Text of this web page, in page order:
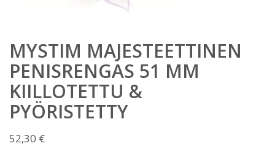
MYSTIM MAJESTEETTINEN
PENISRENGAS 51 MM
KIILLOTETTU &
PYÖRISTETTY
52,30 €